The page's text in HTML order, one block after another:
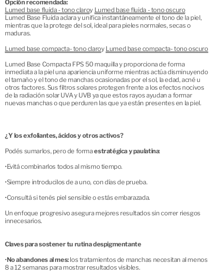
Opción recomendada:
Lumed base fluida - tono claroy Lumed base fluida - tono oscuro
Lumed Base Fluida aclara y unifica instantáneamente el tono de la piel,
mientras que la protege del sol, ideal para pieles normales, secas o
maduras.
Lumed base compacta- tono claroyLumed base compacta- tono oscuro
Lumed Base Compacta FPS 50 maquilla y proporciona de forma
inmediata a la piel una apariencia uniforme mientras actúa disminuyendo
el tamaño y el tono de manchas ocasionadas por el sol, la edad, acné u
otros factores. Sus filtros solares protegen frente a los efectos nocivos
de la radiación solar UVA y UVB ya que estos rayos ayudan a formar
nuevas manchas o que perduren las que ya están presentes en la piel.
¿Y los exfoliantes, ácidos y otros activos?
Podés sumarlos, pero de formaestratégica y paulatina:
•Evitá combinarlos todos al mismo tiempo.
•Siempre introducilos de a uno, con días de prueba.
•Consultá si tenés piel sensible o estás embarazada.
Un enfoque progresivo asegura mejores resultados sin correr riesgos
innecesarios.
Claves para sostener tu rutina despigmentante
•No abandones al mes:los tratamientos de manchas necesitan al menos
8 a 12 semanas para mostrar resultados visibles.